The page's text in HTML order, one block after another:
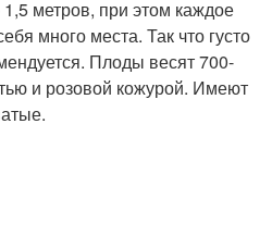
1,5 метров, при этом каждое
много места. Так что густо
Плоды весят 700-
и розовой кожурой. Имеют